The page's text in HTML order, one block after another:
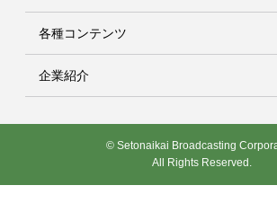
各種コンテンツ
企業紹介
© Setonaikai Broadcasting
All Rights Reserved.